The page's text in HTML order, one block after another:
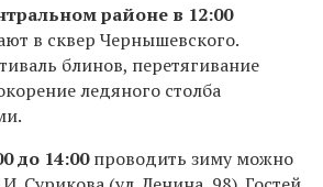
районе в 12:00
в сквер Чернышевского.
блинов, перетягивание
ледяного столба
до 14:00проводить зиму можно